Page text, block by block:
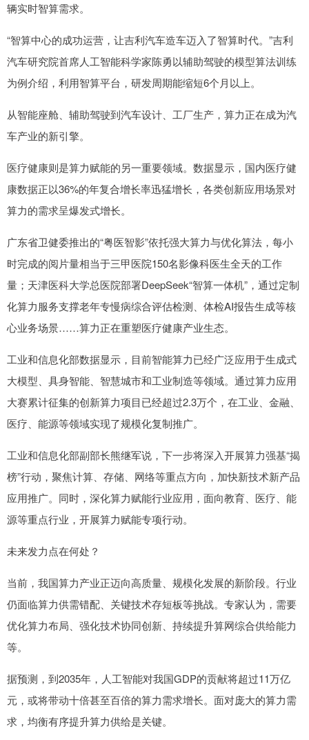
辆实时智算需求。
“智算中心的成功运营，让吉利汽车造车迈入了智算时代。”吉利
汽车研究院首席人工智能科学家陈勇以辅助驾驶的模型算法训练
为例介绍，利用智算平台，研发周期能缩短6个月以上。
从智能座舱、辅助驾驶到汽车设计、工厂生产，算力正在成为汽
车产业的新引擎。
医疗健康则是算力赋能的另一重要领域。数据显示，国内医疗健
康数据正以36%的年复合增长率迅猛增长，各类创新应用场景对
算力的需求呈爆发式增长。
广东省卫健委推出的“粤医智影”依托强大算力与优化算法，每小
时完成的阅片量相当于三甲医院150名影像科医生全天的工作
量；天津医科大学总医院部署DeepSeek“智算一体机”，通过定制
化算力服务支撑老年专慢病综合评估检测、体检AI报告生成等核
心业务场景……算力正在重塑医疗健康产业生态。
工业和信息化部数据显示，目前智能算力已经广泛应用于生成式
大模型、具身智能、智慧城市和工业制造等领域。通过算力应用
大赛累计征集的创新算力项目已经超过2.3万个，在工业、金融、
医疗、能源等领域实现了规模化复制推广。
工业和信息化部副部长熊继军说，下一步将深入开展算力强基“揭
榜”行动，聚焦计算、存储、网络等重点方向，加快新技术新产品
应用推广。同时，深化算力赋能行业应用，面向教育、医疗、能
源等重点行业，开展算力赋能专项行动。
未来发力点在何处？
当前，我国算力产业正迈向高质量、规模化发展的新阶段。行业
仍面临算力供需错配、关键技术存短板等挑战。专家认为，需要
优化算力布局、强化技术协同创新、持续提升算网综合供给能力
等。
据预测，到2035年，人工智能对我国GDP的贡献将超过11万亿
元，或将带动十倍甚至百倍的算力需求增长。面对庞大的算力需
求，均衡有序提升算力供给是关键。